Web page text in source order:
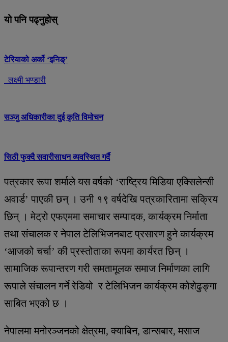
यो पनि पढ्नुहोस्
टेरियाको अर्को ‘इनिङ्’
लक्ष्मी भण्डारी
सञ्जु अधिकारीका दुई कृति विमोचन
सिठी फुक्दै सवारीसाधन व्यवस्थित गर्दै
पत्रकार रूपा शर्माले यस वर्षको ‘राष्ट्रिय मिडिया एक्सिलेन्सी
अवार्ड’ पाएकी छन् । उनी १९ वर्षदेखि पत्रकारितामा सक्रिय
छिन् । मेट्रो एफएममा समाचार सम्पादक, कार्यक्रम निर्माता
तथा संचालक र नेपाल टेलिभिजनबाट प्रसारण हुने कार्यक्रम
‘आजको चर्चा’ की प्रस्तोताका रूपमा कार्यरत छिन् ।
सामाजिक रूपान्तरण गरी समतामूलक समाज निर्माणका लागि
रूपाले संचालन गर्ने रेडियो र टेलिभिजन कार्यक्रम कोशेढुङ्गा
साबित भएको छ ।
नेपालमा मनोरञ्जनको क्षेत्रमा, क्याबिन, डान्सबार, मसाज